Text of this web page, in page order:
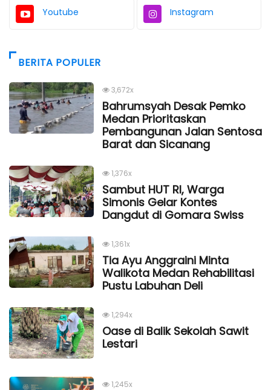
Youtube Instagram
BERITA POPULER
3,672x
Bahrumsyah Desak Pemko
Medan Prioritaskan
Pembangunan Jalan Sentosa
Barat dan Sicanang
1,376x
Sambut HUT RI, Warga
Simonis Gelar Kontes
Dangdut di Gomara Swiss
1,361x
Tia Ayu Anggraini Minta
Walikota Medan Rehabilitasi
Pustu Labuhan Deli
1,294x
Oase di Balik Sekolah Sawit
Lestari
1,245x